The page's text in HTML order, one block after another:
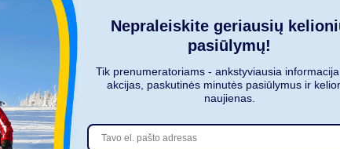
Nepraleiskite geriausių
pasiūlymų!
Tik prenumeratoriams - ankstyviausia
akcijas, paskutinės minutės pasiūlymus ir
naujienas.